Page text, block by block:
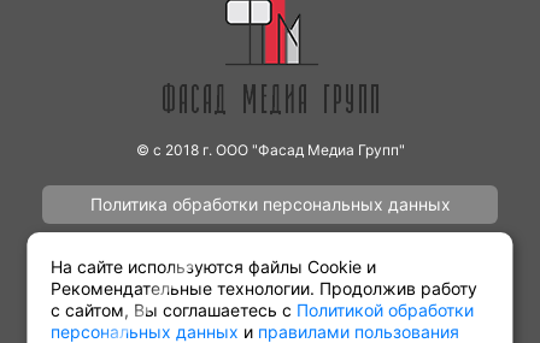
Плюсы рекламы на Радио Мир в
Ростове-на-Дону
задают вопрос: «Что мне даст размещение
рекламы на Радио Мир в Ростове-на-Дону?».
Отвечая на данный вопрос, мы готовы отметить
следующее:
во-первых, известность, узнаваемость,
популярность бренда, товара или услуги;
© с 2018 г. ООО "Фасад Медиа Групп"
Политика обработки персональных данных
На сайте используются файлы Cookie и
Рекомендательные технологии. Продолжив работу
с сайтом, Вы соглашаетесь с Политикой обработки
персональных данных и правилами пользования